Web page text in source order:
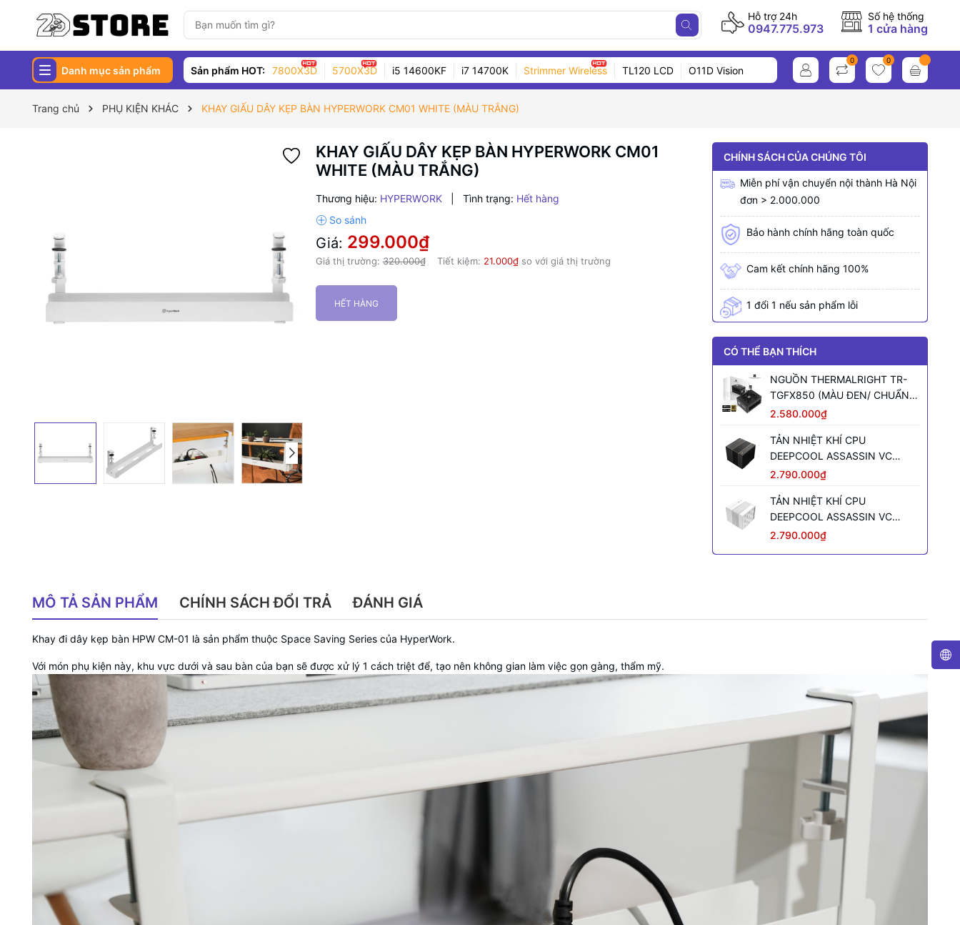
Hỗ trợ 24h
0947.775.973
Số hệ thống
1 cửa hàng
Danh mục sản phẩm Sản phẩm HOT: 7800X3D 5700X3D i5 14600KF i7 14700K Strimmer Wireless TL120 LCD O11D Vision
0 0
Trang chủ PHỤ KIỆN KHÁC KHAY GIẤU DÂY KẸP BÀN HYPERWORK CM01 WHITE (MÀU TRẮNG)
KHAY GIẤU DÂY KẸP BÀN HYPERWORK CM01
WHITE (MÀU TRẮNG)
Thương hiệu: HYPERWORK Tình trạng: Hết hàng
Giá: 299.000₫
Giá thị trường:320.000₫ Tiết kiệm: 21.000₫so với giá thị trường
HẾT HÀNG
CHÍNH SÁCH CỦA CHÚNG TÔI
Miễn phí vận chuyển nội thành Hà Nội
đơn > 2.000.000
Bảo hành chính hãng toàn quốc
Cam kết chính hãng 100%
1 đổi 1 nếu sản phẩm lỗi
CÓ THỂ BẠN THÍCH
NGUỒN THERMALRIGHT TR-
TGFX850 (MÀU ĐEN/ CHUẨN
SFX/ FULL MODULAR/ 850W)
2.580.000₫
TẢN NHIỆT KHÍ CPU
DEEPCOOL ASSASSIN VC
ELITE (MÀU ĐEN)
2.790.000₫
TẢN NHIỆT KHÍ CPU
DEEPCOOL ASSASSIN VC
ELITE WH WH (MÀU TRẮNG)
2.790.000₫
MÔ TẢ SẢN PHẨM CHÍNH SÁCH ĐỔI TRẢ ĐÁNH GIÁ
Khay đi dây kẹp bàn HPW CM-01 là sản phẩm thuộc Space Saving Series của HyperWork.
Với món phụ kiện này, khu vực dưới và sau bàn của bạn sẽ được xử lý 1 cách triệt để, tạo nên không gian làm việc gọn gàng, thẩm mỹ.